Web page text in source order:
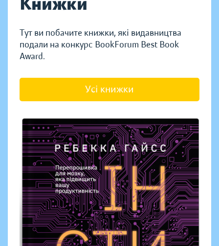
Тут ви побачите книжки, які видавництва
подали на конкурс BookForum Best Book
Award.
Усі книжки